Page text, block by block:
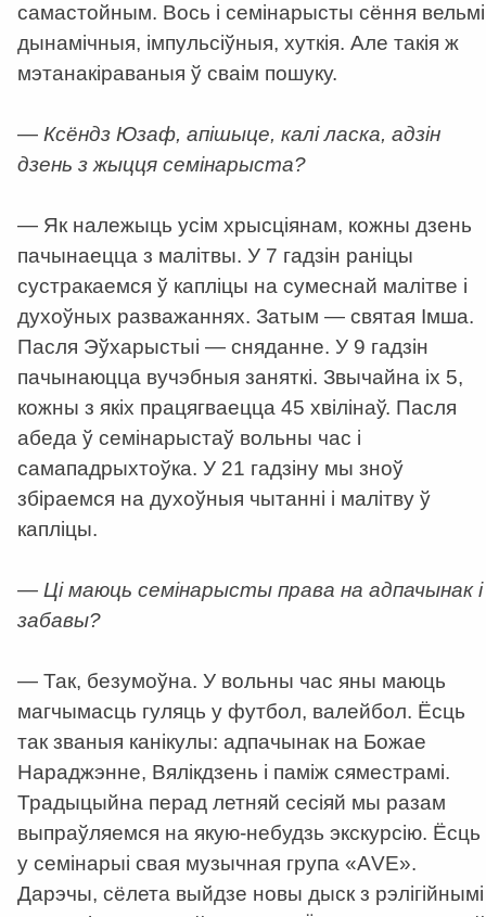
самастойным. Вось і семінарысты сёння вельмі
дынамічныя, імпульсіўныя, хуткія. Але такія ж
мэтанакіраваныя ў сваім пошуку.
— Ксёндз Юзаф, апішыце, калі ласка, адзін
дзень з жыцця семінарыста?
— Як належыць усім хрысціянам, кожны дзень
пачынаецца з малітвы. У 7 гадзін раніцы
сустракаемся ў капліцы на сумеснай малітве і
духоўных разважаннях. Затым — святая Імша.
Пасля Эўхарыстыі — сняданне. У 9 гадзін
пачынаюцца вучэбныя заняткі. Звычайна іх 5,
кожны з якіх працягваецца 45 хвілінаў. Пасля
абеда ў семінарыстаў вольны час і
самападрыхтоўка. У 21 гадзіну мы зноў
збіраемся на духоўныя чытанні і малітву ў
капліцы.
— Ці маюць семінарысты права на адпачынак і
забавы?
— Так, безумоўна. У вольны час яны маюць
магчымасць гуляць у футбол, валейбол. Ёсць
так званыя канікулы: адпачынак на Божае
Нараджэнне, Вялікдзень і паміж сяместрамі.
Традыцыйна перад летняй сесіяй мы разам
выпраўляемся на якую-небудзь экскурсію. Ёсць
у семінарыі свая музычная група «АVE».
Дарэчы, сёлета выйдзе новы дыск з рэлігійнымі